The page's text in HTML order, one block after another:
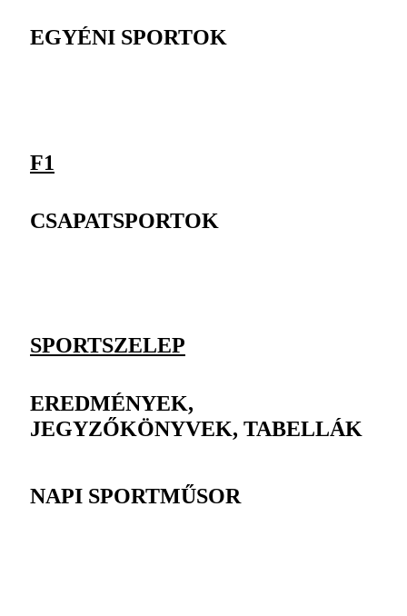
EGYÉNI SPORTOK
F1
CSAPATSPORTOK
SPORTSZELEP
EREDMÉNYEK,
JEGYZŐKÖNYVEK, TABELLÁK
NAPI SPORTMŰSOR